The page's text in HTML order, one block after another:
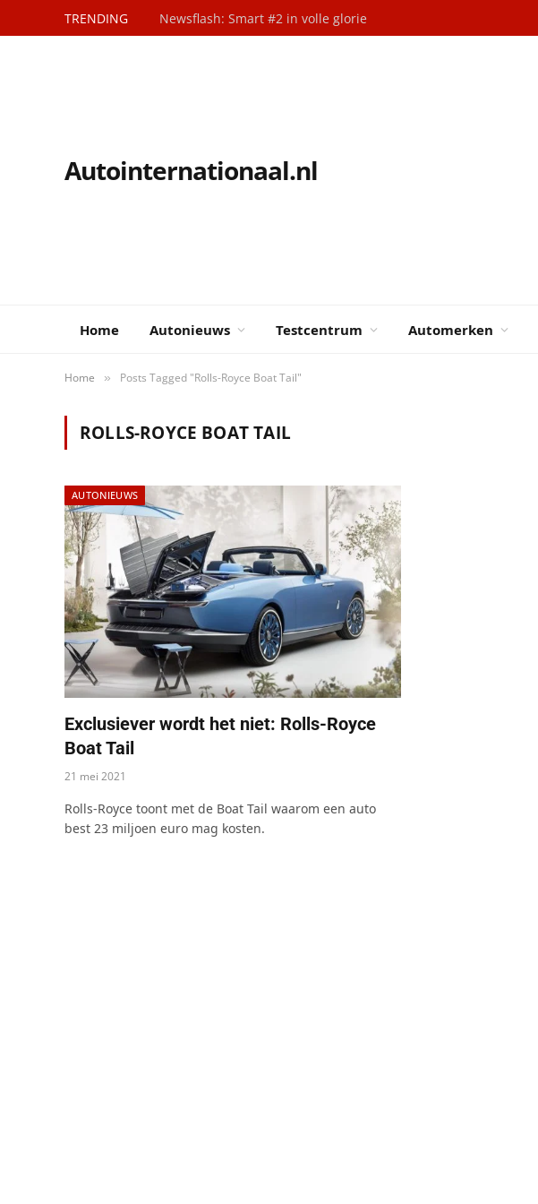
TRENDING Newsflash: Smart #2 in volle glorie
Autointernationaal.nl
Home Autonieuws Testcentrum Automerken
Home » Posts Tagged "Rolls-Royce Boat Tail"
ROLLS-ROYCE BOAT TAIL
AUTONIEUWS
Exclusiever wordt het niet: Rolls-Royce
Boat Tail
21 mei 2021
Rolls-Royce toont met de Boat Tail waarom een auto
best 23 miljoen euro mag kosten.